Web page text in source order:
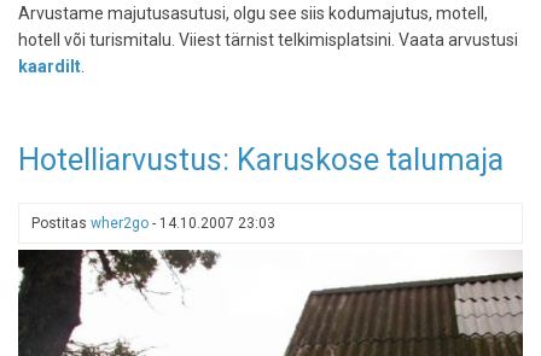
Arvustame majutusasutusi, olgu see siis kodumajutus, motell,
hotell või turismitalu. Viiest tärnist telkimisplatsini. Vaata arvustusi
kaardilt
Hotelliarvustus: Karuskose talumaja
Postitas wher2go - 14.10.2007 23:03